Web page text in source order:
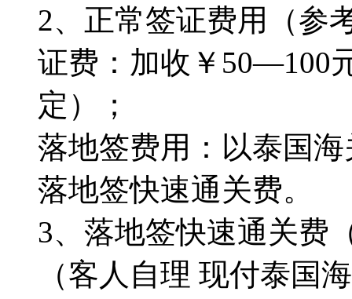
2、正常签证费用（参
证费：加收￥50—100
定）；
落地签费用：以泰国
落地签快速通关费。
3、落地签快速通关费
（客人自理 现付泰国